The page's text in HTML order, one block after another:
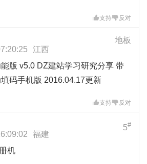
支持 反对
地板
江西
版 v5.0 DZ建站学习研究分享 带
码手机版 2016.04.17更新
支持 反对
5#
福建
机